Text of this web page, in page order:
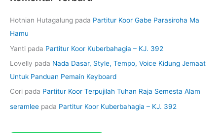
Hotnian Hutagalung pada Partitur Koor Gabe Parasiroha Ma
Hamu
Yanti pada Partitur Koor Kuberbahagia – KJ. 392
Lovelly pada Nada Dasar, Style, Tempo, Voice Kidung Jemaat
Untuk Panduan Pemain Keyboard
Cori pada Partitur Koor Terpujilah Tuhan Raja Semesta Alam
seramlee pada Partitur Koor Kuberbahagia – KJ. 392